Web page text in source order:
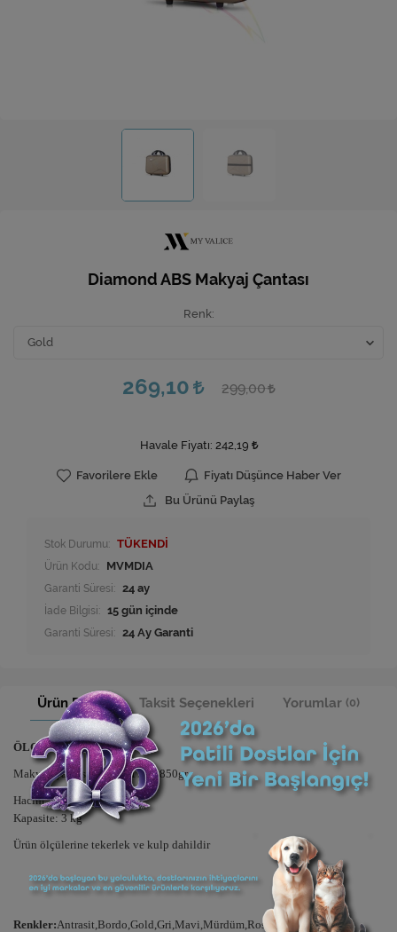
Ev Hediyeleri
Diamond ABS Makyaj Çantası
Renk
269,10 299,00
Havale Fiyatı: 242,19
Favorilere Ekle
Fiyatı Düşünce Haber Ver
Bu Ürünü Paylaş
Stok Durumu: TÜKENDİ
Ürün Kodu: MVMDIA
Garanti Süresi: 24 ay
İade Bilgisi:
Garanti Süresi: 24 Ay Garanti
Ürün Bilgisi Taksit Seçenekleri Yorumlar (0)
ÖLÇÜ ve AĞIRLIK
Makyaj Çantası:25x30x17cm 850gr
Hacim: 13 lt
Kapasite: 3 kg
Ürün ölçülerine tekerlek ve kulp dahildir
Renkler:Antrasit,Bordo,Gold,Gri,Mavi,Mürdüm,Rose Gold,Siyah,Yeşil